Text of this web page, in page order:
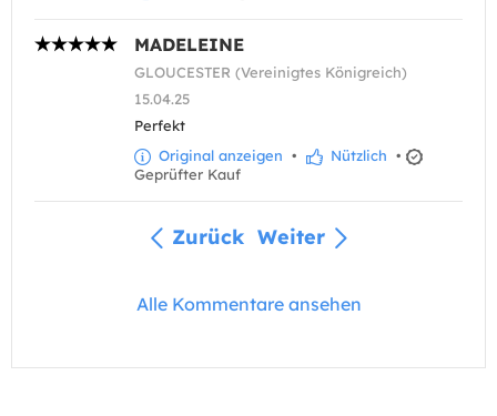
MADELEINE
GLOUCESTER (Vereinigtes Königreich)
15.04.25
Perfekt
Original anzeigen • Nützlich •
Geprüfter Kauf
Zurück Weiter
Alle Kommentare ansehen